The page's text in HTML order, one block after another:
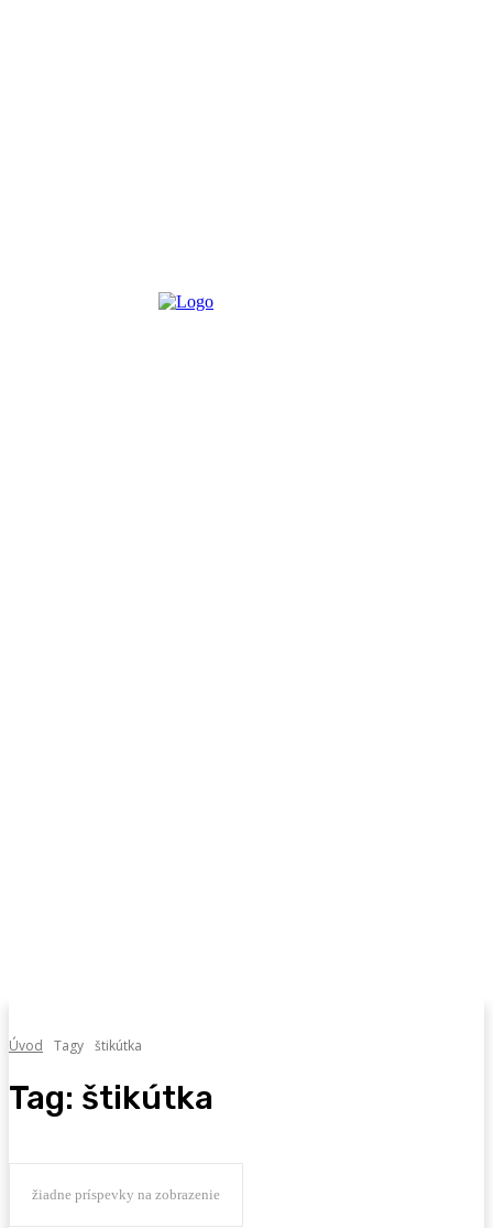
Úvod Tagy štikútka
Tag: štikútka
žiadne príspevky na zobrazenie